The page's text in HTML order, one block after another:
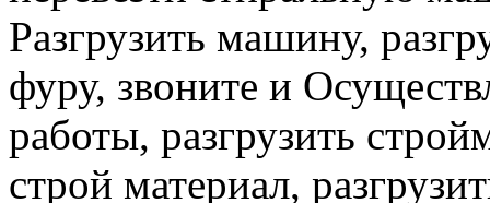
Разгрузить машину,
фуру, звоните и
работы, разгрузить
строй материал,